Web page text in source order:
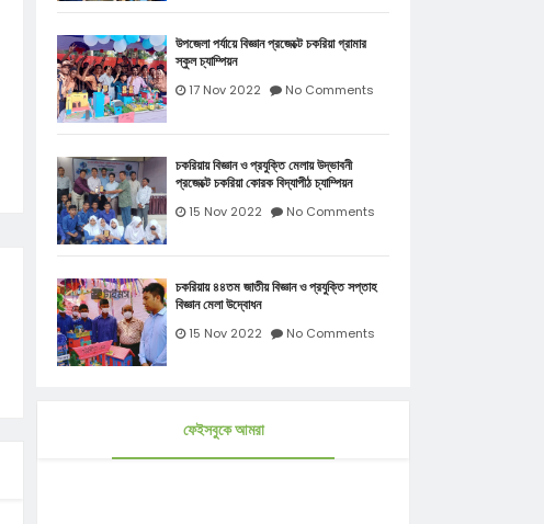
উপজেলা পর্যায়ে বিজ্ঞান প্রজেক্টে চকরিয়া গ্রামার
স্কুল চ্যাম্পিয়ন
17 Nov 2022 No Comments
চকরিয়ায় বিজ্ঞান ও প্রযুক্তি মেলায় উদ্ভাবনী
প্রজেক্টে চকরিয়া কোরক বিদ্যাপীঠ চ্যাম্পিয়ন
15 Nov 2022 No Comments
চকরিয়ায় ৪৪তম জাতীয় বিজ্ঞান ও প্রযুক্তি সপ্তাহ
বিজ্ঞান মেলা উদ্বোধন
15 Nov 2022 No Comments
ফেইসবুকে আমরা